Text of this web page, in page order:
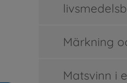
Märkning
Matsvinn i